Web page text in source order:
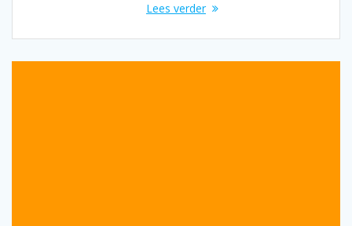
Lees verder